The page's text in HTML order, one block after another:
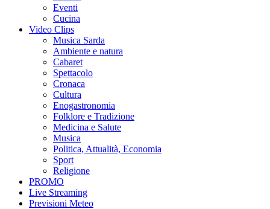
Eventi
Cucina
Video Clips
Musica Sarda
Ambiente e natura
Cabaret
Spettacolo
Cronaca
Cultura
Enogastronomia
Folklore e Tradizione
Medicina e Salute
Musica
Politica, Attualità, Economia
Sport
Religione
PROMO
Live Streaming
Previsioni Meteo